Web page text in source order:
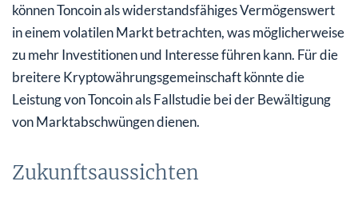
können Toncoin als widerstandsfähiges Vermögenswert
in einem volatilen Markt betrachten, was möglicherweise
zu mehr Investitionen und Interesse führen kann. Für die
breitere Kryptowährungsgemeinschaft könnte die
Leistung von Toncoin als Fallstudie bei der Bewältigung
von Marktabschwüngen dienen.
Zukunftsaussichten